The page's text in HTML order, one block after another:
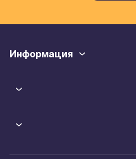
Информация